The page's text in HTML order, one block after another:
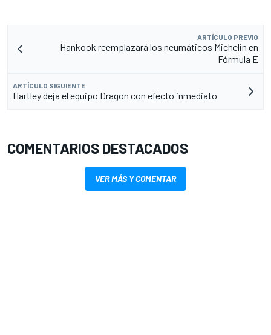
ARTÍCULO PREVIO
Hankook reemplazará los neumáticos Michelin en
Fórmula E
ARTÍCULO SIGUIENTE
Hartley deja el equipo Dragon con efecto inmediato
COMENTARIOS DESTACADOS
VER MÁS Y COMENTAR